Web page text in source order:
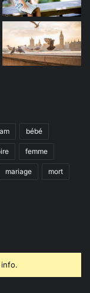
bébé
femme
mariage mort